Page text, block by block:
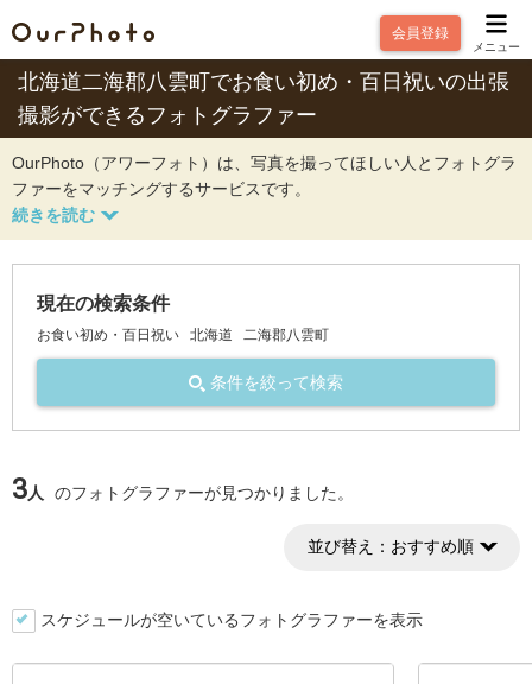
会員登録
メニュー
北海道二海郡八雲町でお食い初め・百日祝いの出張
撮影ができるフォトグラファー
OurPhoto（アワーフォト）は、写真を撮ってほしい人とフォトグラ
ファーをマッチングするサービスです。
現在の検索条件
お食い初め・百日祝い 北海道 二海郡八雲町
条件を絞って検索
3人 のフォトグラファーが見つかりました。
並び替え： おすすめ順
スケジュールが空いているフォトグラファーを表示